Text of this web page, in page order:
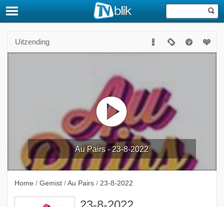
Uitzending
Au Pairs - 23-8-2022
Home / Gemist / Au Pairs / 23-8-2022